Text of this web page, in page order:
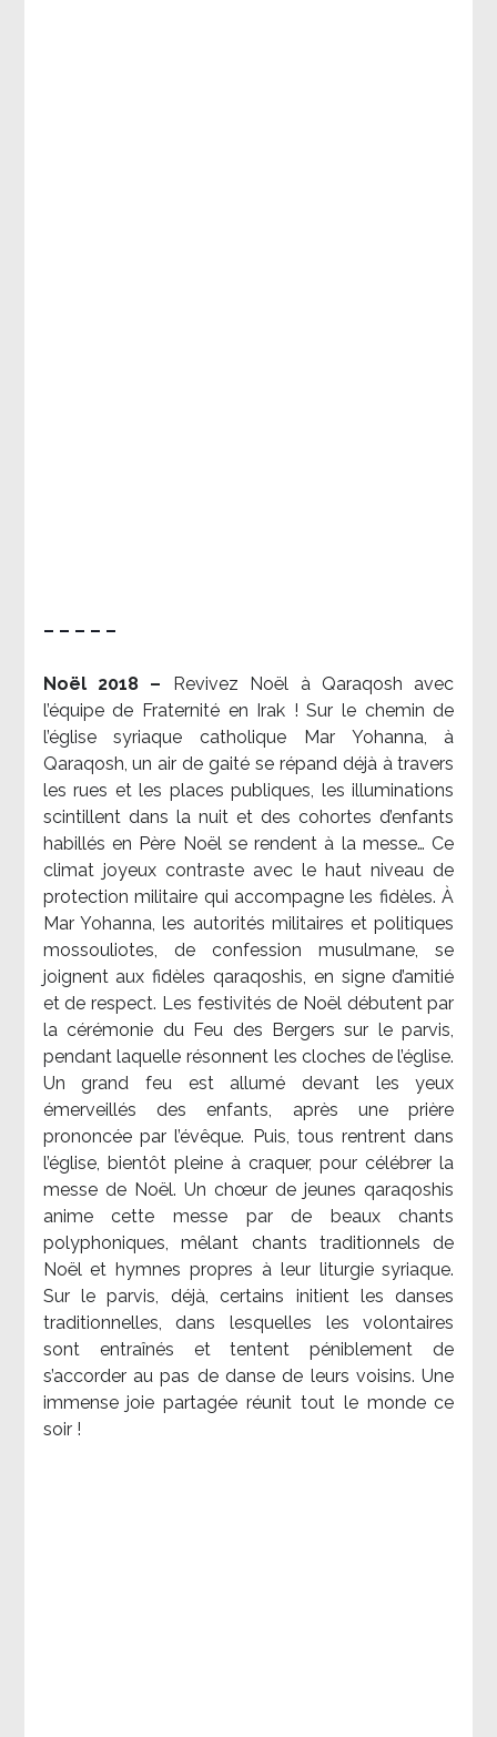
– – – – –
Noël 2018 –
Revivez Noël à Qaraqosh avec
l’équipe de Fraternité en Irak ! Sur le chemin de
l’église syriaque catholique Mar Yohanna, à
Qaraqosh, un air de gaité se répand déjà à travers
les rues et les places publiques, les illuminations
scintillent dans la nuit et des cohortes d’enfants
habillés en Père Noël se rendent à la messe… Ce
climat joyeux contraste avec le haut niveau de
protection militaire qui accompagne les fidèles. À
Mar Yohanna, les autorités militaires et politiques
mossouliotes, de confession musulmane, se
joignent aux fidèles qaraqoshis, en signe d’amitié
et de respect. Les festivités de Noël débutent par
la cérémonie du Feu des Bergers sur le parvis,
pendant laquelle résonnent les cloches de l’église.
Un grand feu est allumé devant les yeux
émerveillés des enfants, après une prière
prononcée par l’évêque. Puis, tous rentrent dans
l’église, bientôt pleine à craquer, pour célébrer la
messe de Noël. Un chœur de jeunes qaraqoshis
anime cette messe par de beaux chants
polyphoniques, mêlant chants traditionnels de
Noël et hymnes propres à leur liturgie syriaque.
Sur le parvis, déjà, certains initient les danses
traditionnelles, dans lesquelles les volontaires
sont entraînés et tentent péniblement de
s’accorder au pas de danse de leurs voisins. Une
immense joie partagée réunit tout le monde ce
soir !